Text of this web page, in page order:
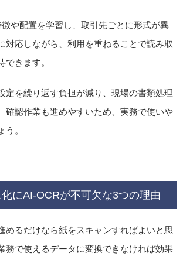
や配置を学習し、取引先ごとに形式が異
対応しながら、利用を重ねることで読み取
できます。
定を繰り返す負担が減り、現場の書類処理
確認作業も進めやすいため、実務で使いや
う。
にAI-OCRが不可欠な3つの理由
めるだけなら紙をスキャンすればよいと思
務で使えるデータに変換できなければ効果